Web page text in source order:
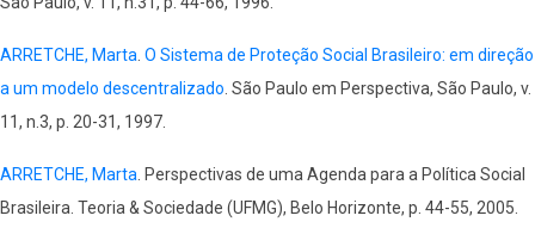
ARRETCHE, Marta O Sistema de Proteção Social Brasileiro: em direção
a um modelo descentralizado . São Paulo em Perspectiva, São Paulo, v.
11, n.3, p. 20-31, 1997.
ARRETCHE, Marta . Perspectivas de uma Agenda para a Política Social
Brasileira. Teoria & Sociedade (UFMG), Belo Horizonte, p. 44-55, 2005.